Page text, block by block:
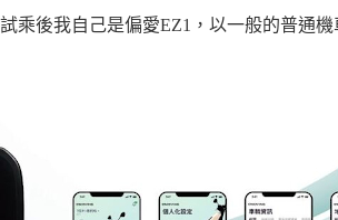
乘後我自己是偏愛EZ1，以一般的普通